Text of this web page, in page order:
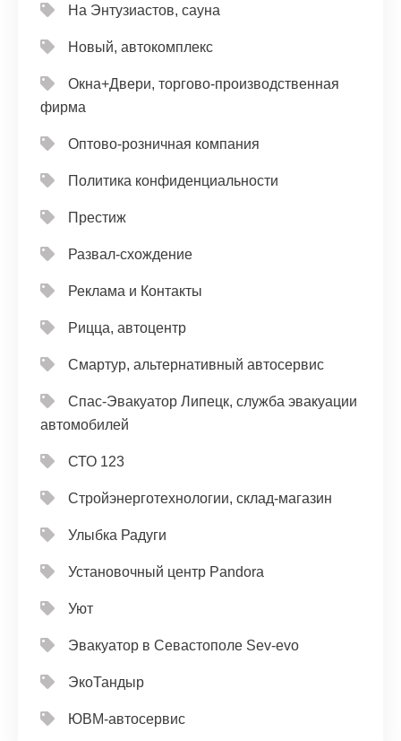
На Энтузиастов, сауна
Новый, автокомплекс
Окна+Двери, торгово-производственная
фирма
Оптово-розничная компания
Политика конфиденциальности
Престиж
Развал-схождение
Реклама и Контакты
Рицца, автоцентр
Смартур, альтернативный автосервис
Спас-Эвакуатор Липецк, служба эвакуации
автомобилей
СТО 123
Стройэнерготехнологии, склад-магазин
Улыбка Радуги
Установочный центр Pandora
Уют
Эвакуатор в Севастополе Sev-evo
ЭкоТандыр
ЮВМ-автосервис